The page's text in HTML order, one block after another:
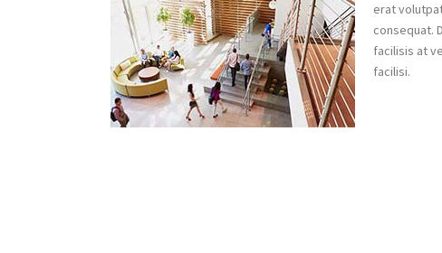
erat
consequat.
facilisis at
facilisi.